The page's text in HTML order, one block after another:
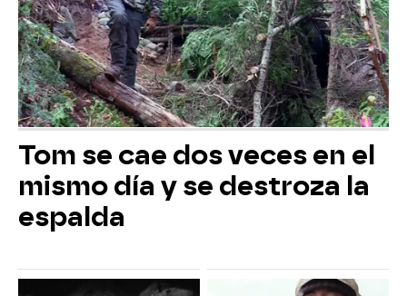
Tom se cae dos veces en el
mismo día y se destroza la
espalda